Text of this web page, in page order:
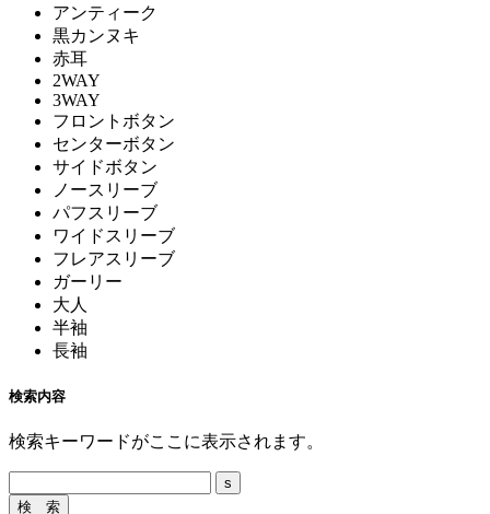
アンティーク
黒カンヌキ
赤耳
2WAY
3WAY
フロントボタン
センターボタン
サイドボタン
ノースリーブ
パフスリーブ
ワイドスリーブ
フレアスリーブ
ガーリー
大人
半袖
長袖
検索内容
検索キーワードがここに表示されます。